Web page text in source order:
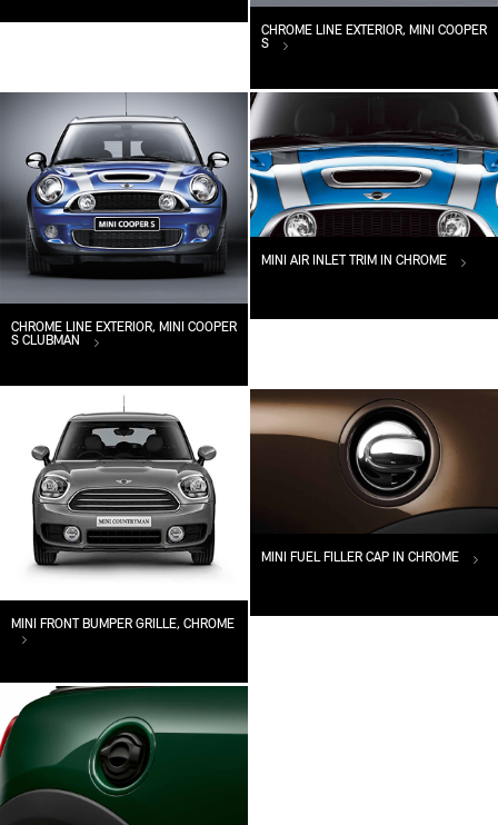
CHROME LINE EXTERIOR, MINI COOPER
S
CHROME LINE EXTERIOR, MINI COOPER
S CLUBMAN
MINI AIR INLET TRIM IN CHROME
MINI FRONT BUMPER GRILLE, CHROME
MINI FUEL FILLER CAP IN CHROME